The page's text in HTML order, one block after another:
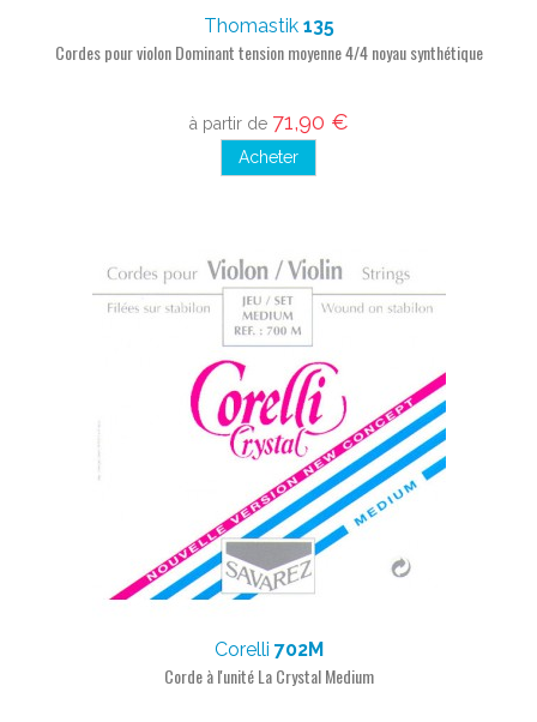
Thomastik 135
Cordes pour violon Dominant tension moyenne 4/4 noyau synthétique
à partir de 71,90 €
Acheter
Corelli 702M
Corde à l'unité La Crystal Medium